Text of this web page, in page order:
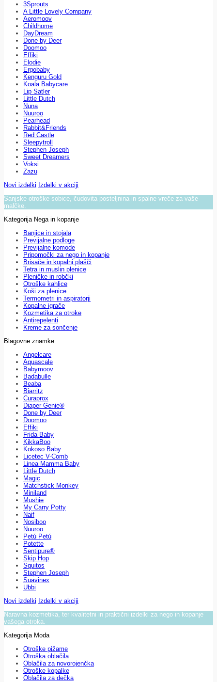
3Sprouts
A Little Lovely Company
Aeromoov
Childhome
DayDream
Done by Deer
Doomoo
Effiki
Elodie
Ergobaby
Kenguru Gold
Koala Babycare
Lip Satler
Little Dutch
Nuna
Nuuroo
Pearhead
Rabbit&Friends
Red Castle
Sleepytroll
Stephen Joseph
Sweet Dreamers
Voksi
Zazu
Novi izdelki Izdelki v akciji
Sanjske otroške sobice, čudovita posteljnina in spalne vreče za vaše
malčke.
Kategorija Nega in kopanje
Banjice in stojala
Previjalne podloge
Previjalne komode
Pripomočki za nego in kopanje
Brisače in kopalni plašči
Tetra in muslin plenice
Pleničke in robčki
Otroške kahlice
Koši za plenice
Termometri in aspiratorji
Kopalne igrače
Kozmetika za otroke
Antirepelenti
Kreme za sončenje
Blagovne znamke
Angelcare
Aquascale
Babymoov
Badabulle
Beaba
Biarritz
Curaprox
Diaper Genie®
Done by Deer
Doomoo
Effiki
Frida Baby
KikkaBoo
Kokoso Baby
Licetec V-Comb
Linea Mamma Baby
Little Dutch
Magic
Matchstick Monkey
Miniland
Mushie
My Carry Potty
Naif
Nosiboo
Nuuroo
Petú Petú
Potette
Sentipure®
Skip Hop
Squitos
Stephen Joseph
Suavinex
Ubbi
Novi izdelki Izdelki v akciji
Naravna kozmetika, ter kvalitetni in praktični izdelki za nego in kopanje
vašega otroka.
Kategorija Moda
Otroške pižame
Otroška oblačila
Oblačila za novorojenčka
Otroške kopalke
Oblačila za dečka